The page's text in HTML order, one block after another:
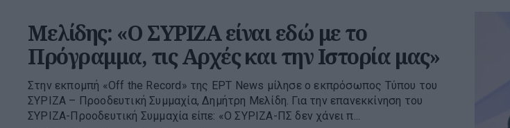
Μελίδης: «Ο ΣΥΡΙΖΑ είναι εδώ με το
Πρόγραμμα, τις Αρχές και την Ιστορία μας»
Στην εκπομπή «Off the Record» της ΕΡΤ News μίλησε ο εκπρόσωπος Τύπου του
ΣΥΡΙΖΑ – Προοδευτική Συμμαχία, Δημήτρη Μελίδη. Για την επανεκκίνηση του
ΣΥΡΙΖΑ-Προοδευτική Συμμαχία είπε: «Ο ΣΥΡΙΖΑ-ΠΣ δεν χάνει π...